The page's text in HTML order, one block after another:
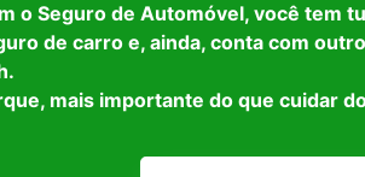
o Seguro de Automóvel, você tem
de carro e, ainda, conta com
mais importante do que cuidar